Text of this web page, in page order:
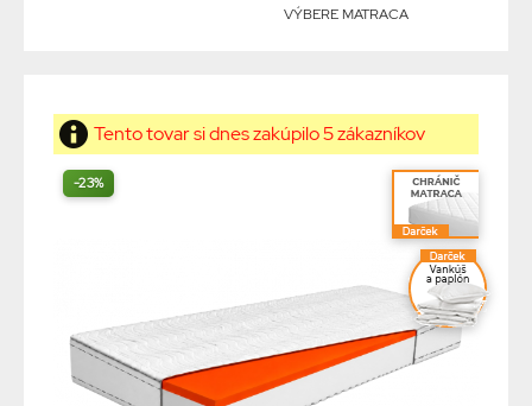
VÝBERE MATRACA
Tento tovar si dnes zakúpilo 5 zákazníkov
-23%